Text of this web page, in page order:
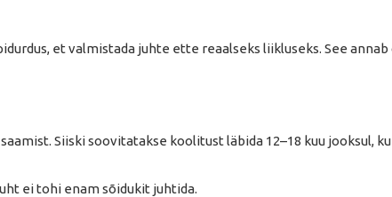
et valmistada juhte ette reaalseks liikluseks. See
Siiski soovitatakse koolitust läbida 12–18 kuu jooksul,
ei tohi enam sõidukit juhtida.